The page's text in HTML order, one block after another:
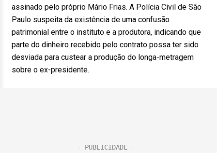
assinado pelo próprio Mário Frias. A Polícia Civil de São
Paulo suspeita da existência de uma confusão
patrimonial entre o instituto e a produtora, indicando que
parte do dinheiro recebido pelo contrato possa ter sido
desviada para custear a produção do longa-metragem
sobre o ex-presidente.